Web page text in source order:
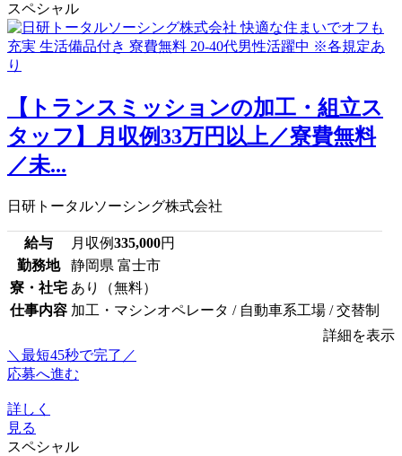
スペシャル
【トランスミッションの加工・組立ス
タッフ】月収例33万円以上／寮費無料
／未...
日研トータルソーシング株式会社
給与 月収例335,000円
勤務地
静岡県 富士市
寮・社宅 あり（無料）
仕事内容 加工・マシンオペレータ / 自動車系工場 / 交替制
詳細を表示
＼最短45秒で完了／
応募へ進む
詳しく
見る
スペシャル